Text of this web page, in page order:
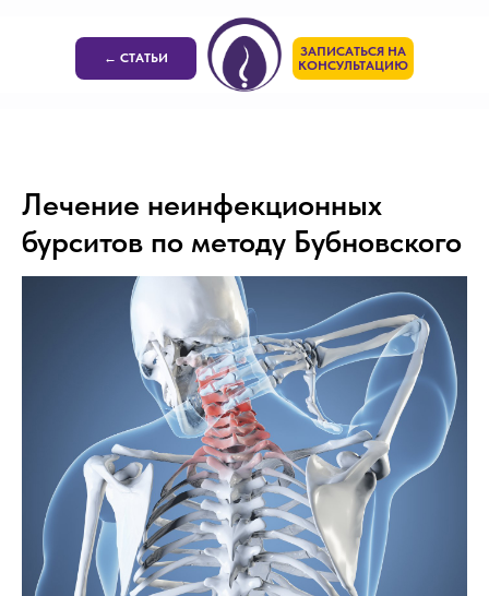
← СТАТЬИ
ЗАПИСАТЬСЯ НА
КОНСУЛЬТАЦИЮ
Лечение неинфекционных
бурситов по методу Бубновского